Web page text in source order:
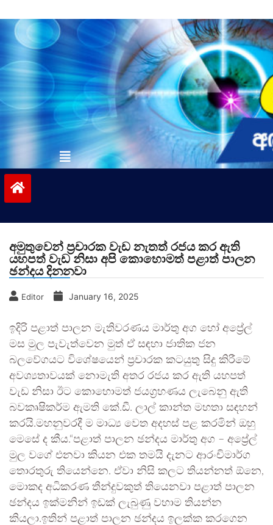
to
contentvinivida.lk
අමුතුවෙන් ප්‍රචාරක වැඩ නැතත් රජය කර ඇති
යහපත් වැඩ නිසා අපි කොහොමත් පළාත් පාලන
ඡන්දය දිනනවා
Editor January 16, 2025
ඉදිරි පළාත් පාලන මැතිවරණය මාර්තු අග හෝ අප්‍රේල්
මස මුල පැවැත්වෙන මුත් ඒ සඳහා ජාතික ජන
බලවේගයට විශේෂයෙන් ප‍්‍රචාරක කටයුතු සිදු කිරීමේ
අවශ්‍යතාවයක් නොමැති අතර රජය කර ඇති යහපත්
වැඩ නිසා ඊට කොහොමත් ජයග්‍රහණය ලැබෙනු ඇති
බවකෘෂිකර්ම ඇමති කේ.ඩී. ලාල් කාන්ත මහතා සඳහන්
කරයි.මහනුවරදී ම මාධ්‍ය වෙත අදහස් පළ කරමින් ඔහු
මෙසේ ද කීය.“පළාත් පාලන ඡන්දය මාර්තු අග – අප්‍රේල්
මුල වගේ එනවා කියන එක තමයි දැනට ආරංචිමාර්ග
තොරතුරු තියෙන්නෙ. ඒවා නිසි කලට තියන්නත් ඕනෙ,
මොකද අධිකරණ තීන්දුවකුත් තියෙනවා පළාත් පාලන
ඡන්දය ඉක්මනින් ඉඩක් ලැබුණු වහාම තියන්න
කියලා.ඉතින් පළාත් පාලන ඡන්දය ඉලක්ක කරගෙන